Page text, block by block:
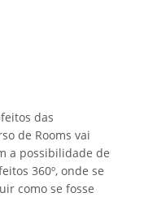
das
de Rooms vai
a possibilidade de
360º, onde se
como se fosse